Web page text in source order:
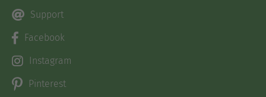
Support
Facebook
Instagram
Pinterest